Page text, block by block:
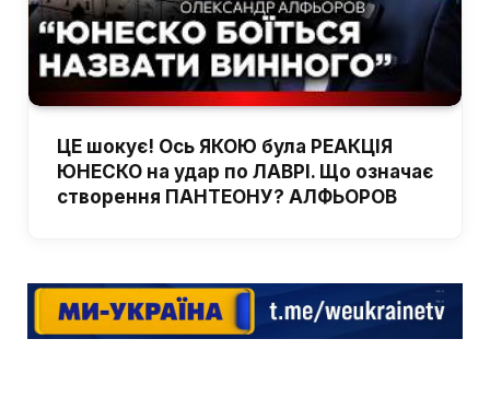
ЦЕ шокує! Ось ЯКОЮ була РЕАКЦІЯ
ЮНЕСКО на удар по ЛАВРІ. Що означає
створення ПАНТЕОНУ? АЛФЬОРОВ